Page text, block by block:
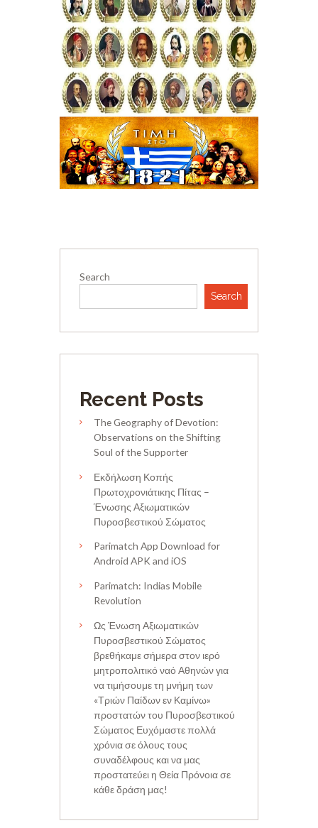
Search
Search
Recent Posts
The Geography of Devotion:
Observations on the Shifting
Soul of the Supporter
Εκδήλωση Κοπής
Πρωτοχρονιάτικης Πίτας –
Ένωσης Αξιωματικών
Πυροσβεστικού Σώματος
Parimatch App Download for
Android APK and iOS
Parimatch: Indias Mobile
Revolution
Ως Ένωση Αξιωματικών
Πυροσβεστικού Σώματος
βρεθήκαμε σήμερα στον ιερό
μητροπολιτικό ναό Αθηνών για
να τιμήσουμε τη μνήμη των
«Τριών Παίδων εν Καμίνω»
προστατών του Πυροσβεστικού
Σώματος Ευχόμαστε πολλά
χρόνια σε όλους τους
συναδέλφους και να μας
προστατεύει η Θεία Πρόνοια σε
κάθε δράση μας!